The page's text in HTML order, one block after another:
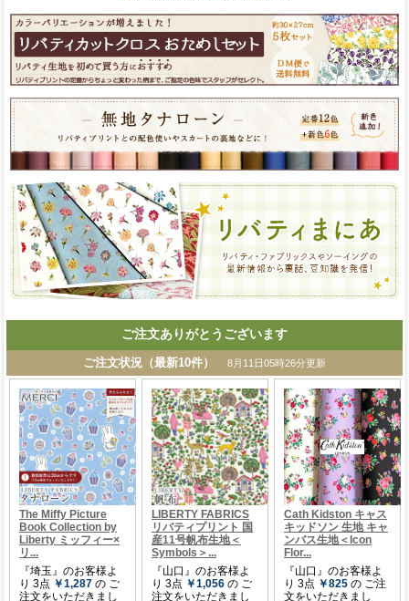
ご注文ありがとうございます